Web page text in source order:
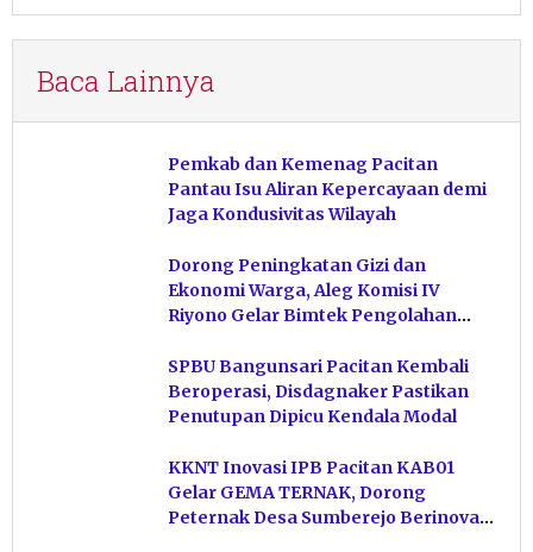
Baca Lainnya
Pemkab dan Kemenag Pacitan
Pantau Isu Aliran Kepercayaan demi
Jaga Kondusivitas Wilayah
Dorong Peningkatan Gizi dan
Ekonomi Warga, Aleg Komisi IV
Riyono Gelar Bimtek Pengolahan
SPBU Bangunsari Pacitan Kembali
Beroperasi, Disdagnaker Pastikan
Penutupan Dipicu Kendala Modal
KKNT Inovasi IPB Pacitan KAB01
Gelar GEMA TERNAK, Dorong
Peternak Desa Sumberejo Berinovasi